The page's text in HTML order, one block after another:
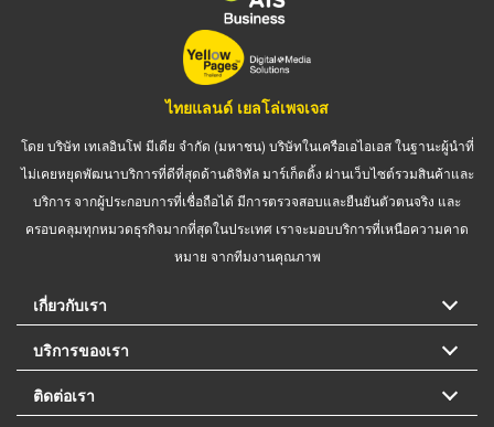
ไทยแลนด์ เยลโล่เพจเจส
โดย บริษัท เทเลอินโฟ มีเดีย จำกัด (มหาชน) บริษัทในเครือเอไอเอส ในฐานะผู้นำที่
ไม่เคยหยุดพัฒนาบริการที่ดีที่สุดด้านดิจิทัล มาร์เก็ตติ้ง ผ่านเว็บไซต์รวมสินค้าและ
บริการ จากผู้ประกอบการที่เชื่อถือได้ มีการตรวจสอบและยืนยันตัวตนจริง และ
ครอบคลุมทุกหมวดธุรกิจมากที่สุดในประเทศ เราจะมอบบริการที่เหนือความคาด
หมาย จากทีมงานคุณภาพ
เกี่ยวกับเรา
บริการของเรา
ติดต่อเรา